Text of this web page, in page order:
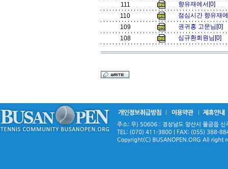
111
향유재에서[0]
110
점심시간 향유재
109
권귀홍 고문님[0]
108
심규환회원님[0]